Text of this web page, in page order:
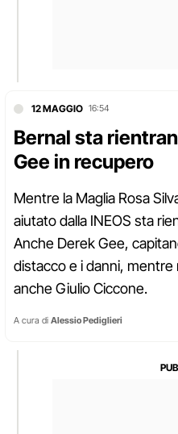
12 MAGGIO 16:54
Bernal sta
Gee in recupero
Mentre la Maglia Rosa
aiutato dalla INEOS sta
Anche Derek Gee,
distacco e i danni,
anche Giulio Ciccone.
A cura di Alessio Pediglieri